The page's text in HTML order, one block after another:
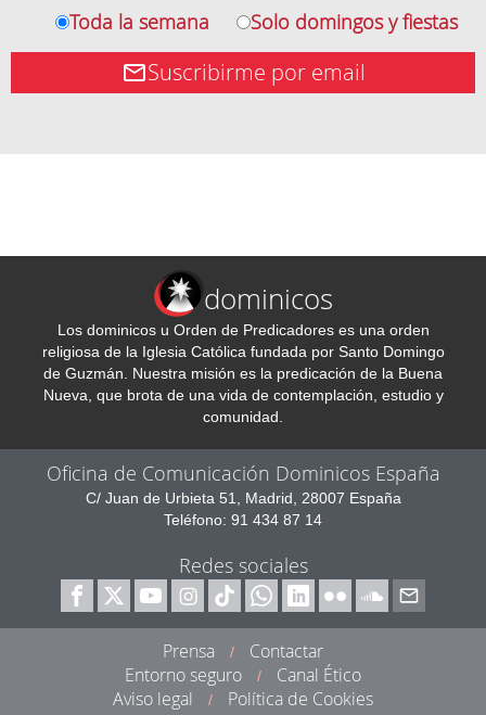
Toda la semana
Solo domingos y fiestas
Suscribirme por email
dominicos
Los dominicos u Orden de Predicadores es una orden
religiosa de la Iglesia Católica fundada por Santo Domingo
de Guzmán. Nuestra misión es la predicación de la Buena
Nueva, que brota de una vida de contemplación, estudio y
comunidad.
Oficina de Comunicación Dominicos España
C/ Juan de Urbieta 51, Madrid, 28007 España
Teléfono: 91 434 87 14
Redes sociales
Prensa /
Contactar
Entorno seguro
/
Canal Ético
Aviso legal
/
Política de Cookies